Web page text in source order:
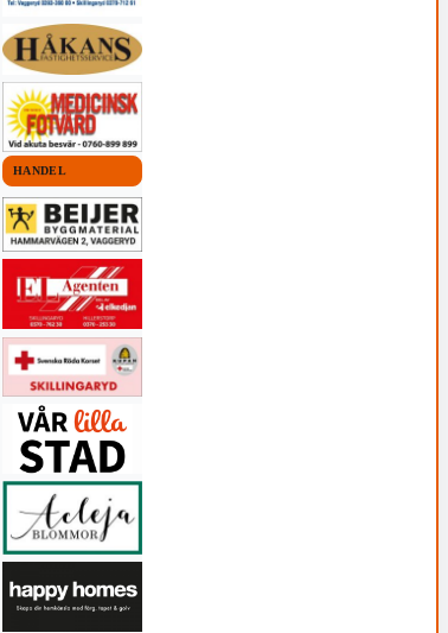
HANDEL